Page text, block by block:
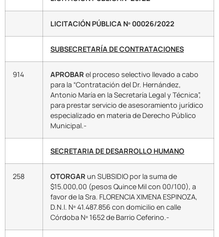
LICITACIÓN PÚBLICA Nº 00026/2022
SUBSECRETARÍA DE CONTRATACIONES
914 APROBAR el proceso selectivo llevado a cabo
para la “Contratación del Dr. Hernández,
Antonio María en la Secretaría Legal y Técnica”,
para prestar servicio de asesoramiento jurídico
especializado en materia de Derecho Público
Municipal.-
SECRETARIA DE DESARROLLO HUMANO
258 OTORGAR un SUBSIDIO por la suma de
$15.000,00 (pesos Quince Mil con 00/100), a
favor de la Sra. FLORENCIA XIMENA ESPINOZA,
D.N.I. Nº 41.487.856 con domicilio en calle
Córdoba Nº 1652 de Barrio Ceferino.-